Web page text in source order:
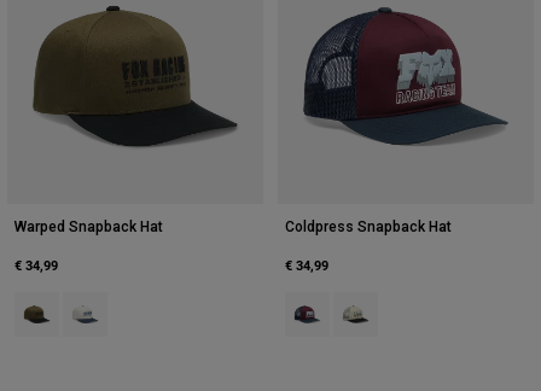
Warped Snapback Hat
€ 34,99
Product swatch type of Olivgrün.
Product swatch type of Pearl White.
Coldpress Snapback Hat
€ 34,99
Product swatch type of Dunkles
Product swatch type of